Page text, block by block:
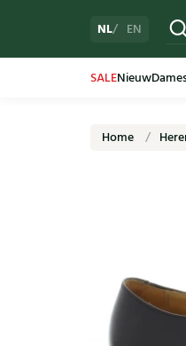
NL EN
SALENieuw
Home